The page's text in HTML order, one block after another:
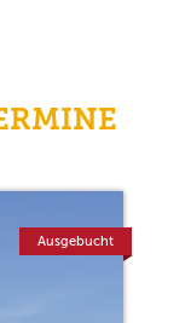
Ausgebucht